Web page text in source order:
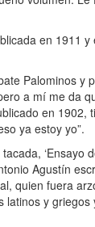
en 1911
Palominos
a mí me da
en 1902,
ya estoy yo”.
‘Ensayo
Agustín
quien fuera
y